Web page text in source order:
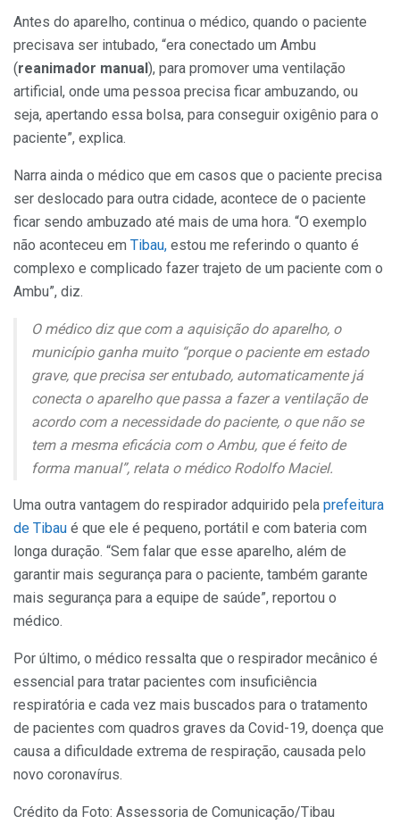
Antes do aparelho, continua o médico, quando o paciente
precisava ser intubado, “era conectado um Ambu
(reanimador manual), para promover uma ventilação
artificial, onde uma pessoa precisa ficar ambuzando, ou
seja, apertando essa bolsa, para conseguir oxigênio para o
paciente”, explica.
Narra ainda o médico que em casos que o paciente precisa
ser deslocado para outra cidade, acontece de o paciente
ficar sendo ambuzado até mais de uma hora. “O exemplo
não aconteceu em Tibau, estou me referindo o quanto é
complexo e complicado fazer trajeto de um paciente com o
Ambu”, diz.
O médico diz que com a aquisição do aparelho, o
município ganha muito “porque o paciente em estado
grave, que precisa ser entubado, automaticamente já
conecta o aparelho que passa a fazer a ventilação de
acordo com a necessidade do paciente, o que não se
tem a mesma eficácia com o Ambu, que é feito de
forma manual”, relata o médico Rodolfo Maciel.
Uma outra vantagem do respirador adquirido pela prefeitura
de Tibau é que ele é pequeno, portátil e com bateria com
longa duração. “Sem falar que esse aparelho, além de
garantir mais segurança para o paciente, também garante
mais segurança para a equipe de saúde”, reportou o
médico.
Por último, o médico ressalta que o respirador mecânico é
essencial para tratar pacientes com insuficiência
respiratória e cada vez mais buscados para o tratamento
de pacientes com quadros graves da Covid-19, doença que
causa a dificuldade extrema de respiração, causada pelo
novo coronavírus.
Crédito da Foto: Assessoria de Comunicação/Tibau